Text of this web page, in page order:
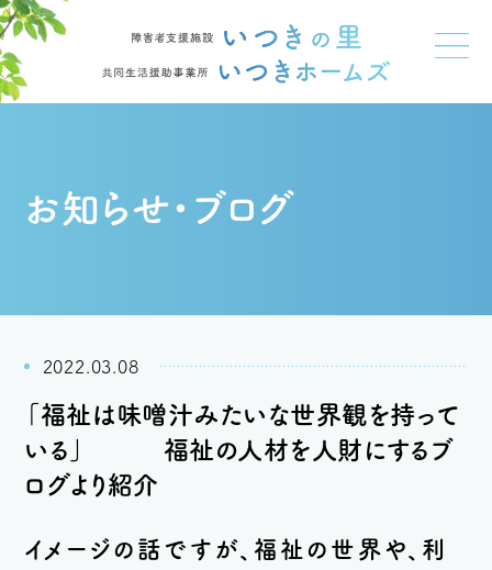
お知らせ・ブログ
2022.03.08
「福祉は味噌汁みたいな世界観を持って
いる」 福祉の人材を人財にするブ
ログより紹介
イメージの話ですが、福祉の世界や、利